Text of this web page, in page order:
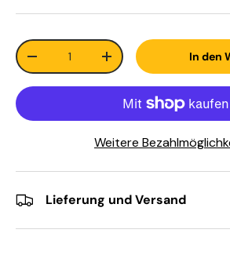
Anzahl
+ In den
Weitere
Lieferung und Versand